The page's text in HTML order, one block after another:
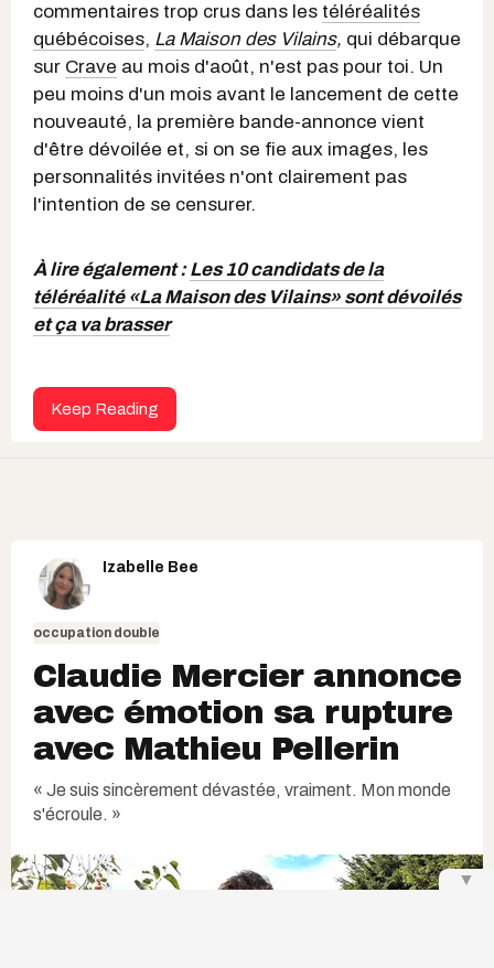
commentaires trop crus dans les téléréalités
québécoises, La Maison des Vilains, qui débarque
sur Crave au mois d'août, n'est pas pour toi. Un
peu moins d'un mois avant le lancement de cette
nouveauté, la première bande-annonce vient
d'être dévoilée et, si on se fie aux images, les
personnalités invitées n'ont clairement pas
l'intention de se censurer.
À lire également :Les 10 candidats de la
téléréalité «La Maison des Vilains» sont dévoilés
et ça va brasser
Keep Reading
Izabelle Bee
occupation double
Claudie Mercier annonce
avec émotion sa rupture
avec Mathieu Pellerin
« Je suis sincèrement dévastée, vraiment. Mon monde
s'écroule. »
▼